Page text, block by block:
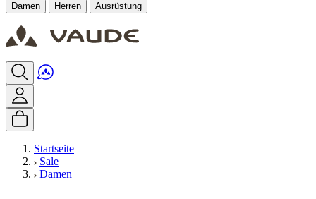
Damen Herren Ausrüstung
Startseite
Sale
Damen